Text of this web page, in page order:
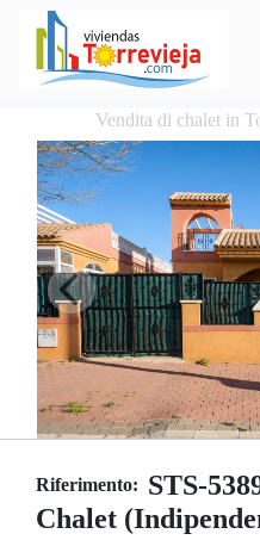
Vendita di chalet in
Riferimento: STS-
Chalet